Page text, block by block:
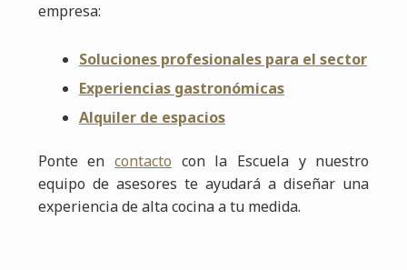
empresa:
Soluciones profesionales para el sector
Experiencias gastronómicas
Alquiler de espacios
Ponte encontacto con la Escuela y nuestro
equipo de asesores te ayudará a diseñar una
experiencia de alta cocina a tu medida.